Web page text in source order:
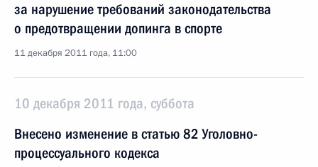
за нарушение требований законодательства
о предотвращении допинга в спорте
11 декабря 2011 года, 11:00
10 декабря 2011 года, суббота
Внесено изменение в статью 82 Уголовно-
процессуального кодекса